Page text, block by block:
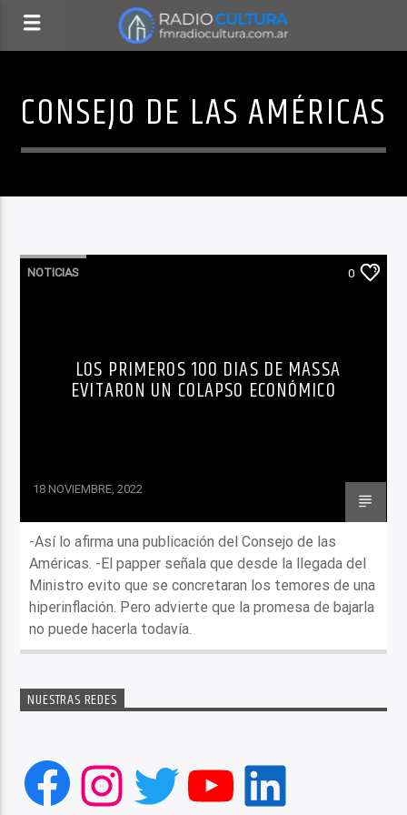
CONSEJO DE LAS AMÉRICAS
NOTICIAS 0
LOS PRIMEROS 100 DIAS DE MASSA
EVITARON UN COLAPSO ECONÓMICO
18 NOVIEMBRE, 2022
-Así lo afirma una publicación del Consejo de las
Américas. -El papper señala que desde la llegada del
Ministro evito que se concretaran los temores de una
hiperinflación. Pero advierte que la promesa de bajarla
no puede hacerla todavía.
NUESTRAS REDES
Facebook
Instagram
Twitter
YouTube
LinkedIn